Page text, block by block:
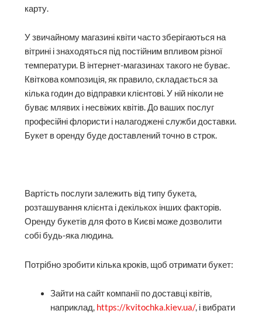
карту.
У звичайному магазині квіти часто зберігаються на
вітрині і знаходяться під постійним впливом різної
температури. В інтернет-магазинах такого не буває.
Квіткова композиція, як правило, складається за
кілька годин до відправки клієнтові. У ній ніколи не
буває млявих і несвіжих квітів. До ваших послуг
професійні флористи і налагоджені служби доставки.
Букет в оренду буде доставлений точно в строк.
Вартість послуги залежить від типу букета,
розташування клієнта і декількох інших факторів.
Оренду букетів для фото в Києві може дозволити
собі будь-яка людина.
Потрібно зробити кілька кроків, щоб отримати букет:
Зайти на сайт компанії по доставці квітів,
наприклад, https://kvitochka.kiev.ua/, і вибрати